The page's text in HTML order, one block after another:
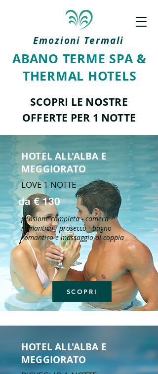
ABANO TERME SPA &
THERMAL HOTELS
Emozioni Termali
SCOPRI LE NOSTRE
OFFERTE PER 1 NOTTE
HOTEL ALL'ALBA E
MEGGIORATO
LOVE 1 NOTTE
da € 130
pensione completa - camera
romantica - prosecco - bagno
romantico e massaggio di coppia
SCOPRI
HOTEL ALL'ALBA E
MEGGIORATO